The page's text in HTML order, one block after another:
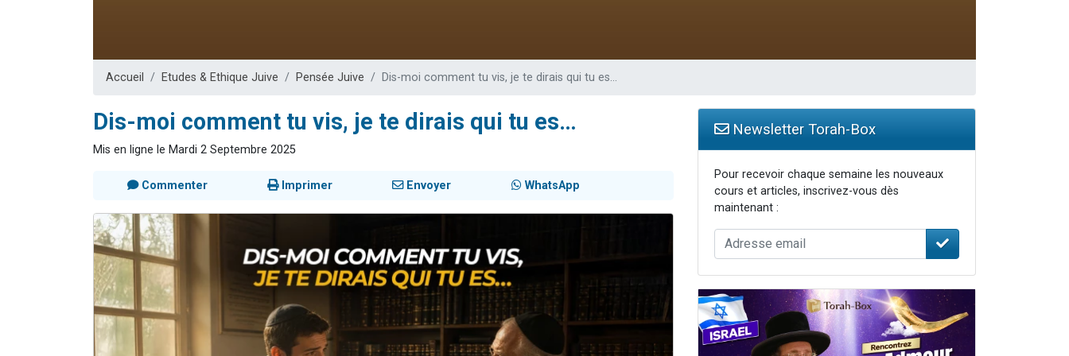
Accueil Etudes & Ethique Juive Pensée Juive Dis-moi comment tu vis, je te dirais qui tu es…
Dis-moi comment tu vis, je te dirais qui tu es…
Mis en ligne le Mardi 2 Septembre 2025
Commenter Imprimer Envoyer WhatsApp
Newsletter Torah-Box
Pour recevoir chaque semaine les nouveaux
cours et articles, inscrivez-vous dès
maintenant :